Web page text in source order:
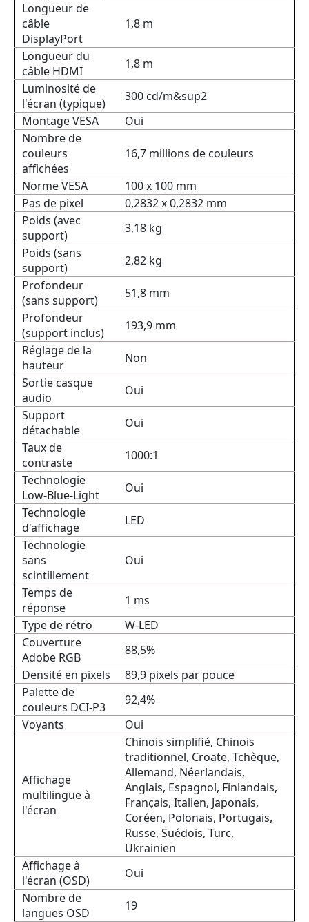
Longueur de
câble
DisplayPort
1,8 m
Longueur du
câble HDMI
1,8 m
Luminosité de
l'écran (typique)
300 cd/m&sup2
Montage VESA
Oui
Nombre de
couleurs
affichées
16,7 millions de couleurs
Norme VESA
100 x 100 mm
Pas de pixel
0,2832 x 0,2832 mm
Poids (avec
support)
3,18 kg
Poids (sans
support)
2,82 kg
Profondeur
(sans support)
51,8 mm
Profondeur
(support inclus)
193,9 mm
Réglage de la
hauteur
Non
Sortie casque
audio
Oui
Support
détachable
Oui
Taux de
contraste
1000:1
Technologie
Low-Blue-Light
Oui
Technologie
d'affichage
LED
Technologie
sans
scintillement
Oui
Temps de
réponse
1 ms
Type de rétro
W-LED
Couverture
Adobe RGB
88,5%
Densité en pixels
89,9 pixels par pouce
Palette de
couleurs DCI-P3
92,4%
Voyants
Oui
Affichage
multilingue à
l'écran
Chinois simplifié, Chinois
traditionnel, Croate, Tchèque,
Allemand, Néerlandais,
Anglais, Espagnol, Finlandais,
Français, Italien, Japonais,
Coréen, Polonais, Portugais,
Russe, Suédois, Turc,
Ukrainien
Affichage à
l'écran (OSD)
Oui
Nombre de
langues OSD
19